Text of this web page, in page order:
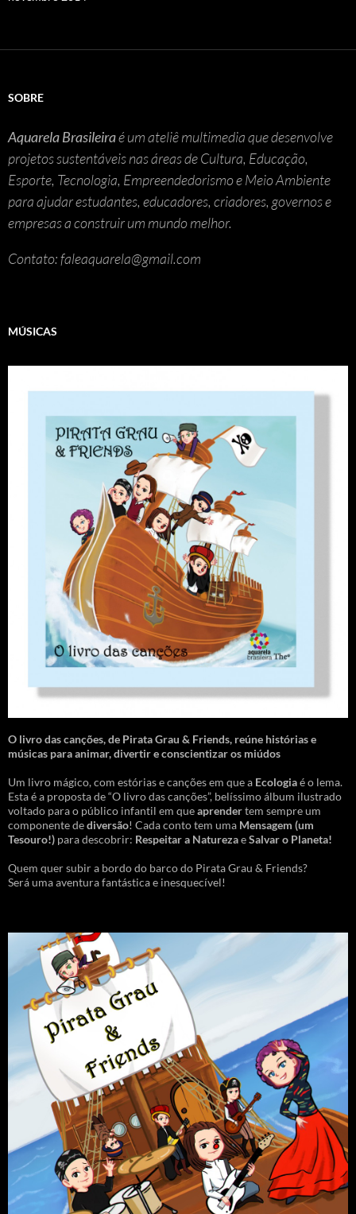
SOBRE
Aquarela Brasileiraé um ateliê multimedia que desenvolve
projetos sustentáveis nas áreas de Cultura, Educação,
Esporte, Tecnologia, Empreendedorismo e Meio Ambiente
para ajudar estudantes, educadores, criadores, governos e
empresas a construir um mundo melhor.
Contato: faleaquarela@gmail.com
MÚSICAS
O livro das canções,de Pirata Grau & Friends, reúne histórias e
músicas para animar, divertir e conscientizar os miúdos
Um livro mágico, com estórias e canções em que a Ecologiaé o lema.
Esta é a proposta de “O livro das canções”, belíssimo álbum ilustrado
voltado para o público infantil em queaprendertem sempre um
componente dediversão! Cada conto tem uma Mensagem (um
Tesouro!) para descobrir: Respeitar a NaturezaeSalvar o Planeta!
Quem quer subir a bordo do barco do Pirata Grau & Friends?
Será uma aventura fantástica e inesquecível!